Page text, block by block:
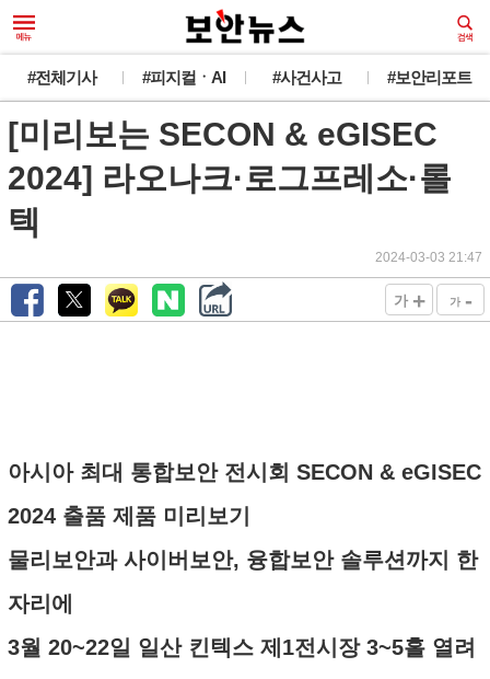
#전체기사 #피지컬ㆍAI #사건사고 #보안리포트
[미리보는 SECON & eGISEC
2024] 라오나크·로그프레소·롤
텍
2024-03-03 21:47
가 + 가 -
아시아 최대 통합보안 전시회 SECON & eGISEC
2024 출품 제품 미리보기
물리보안과 사이버보안, 융합보안 솔루션까지 한
자리에
3월 20~22일 일산 킨텍스 제1전시장 3~5홀 열려